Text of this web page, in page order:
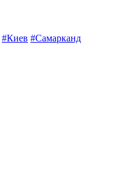
#Киев #Самарканд